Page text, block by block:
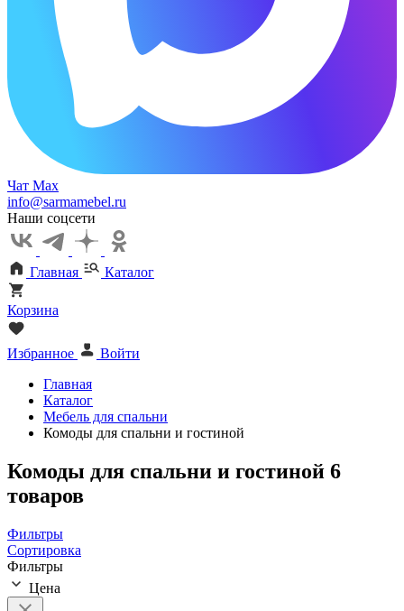
Чат Max
info@sarmamebel.ru
Наши соцсети
Главная Каталог
Корзина
Избранное
Войти
Главная
Каталог
Мебель для спальни
Комоды для спальни и гостиной
Комоды для спальни и гостиной 6
товаров
Фильтры
Сортировка
Фильтры
Цена